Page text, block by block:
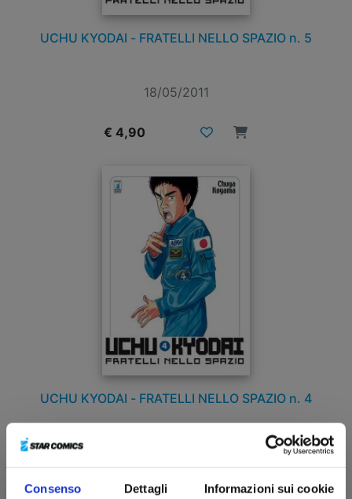
Consenso Dettagli Informazioni sui cookie
UCHU KYODAI - FRATELLI NELLO SPAZIO n. 5
18/05/2011
€ 4,90
UCHU KYODAI - FRATELLI NELLO SPAZIO n. 4
€ 4,90